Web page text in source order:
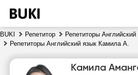
BUKI Репетитор
Репетиторы Английский
Репетиторы Английский язык Камила А.
Камила